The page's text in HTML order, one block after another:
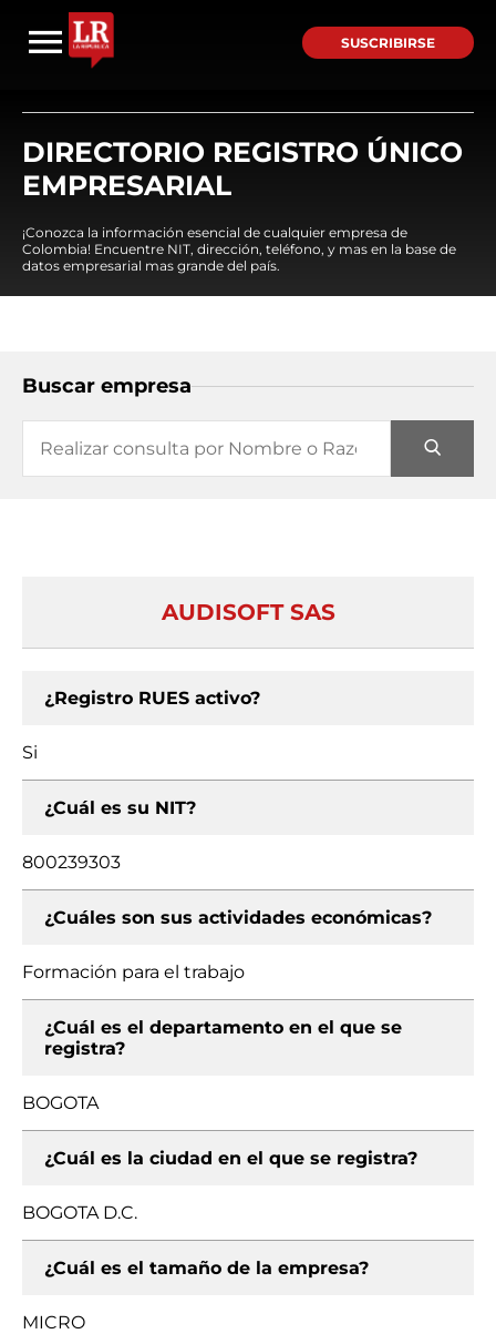
SUSCRIBIRSE
DIRECTORIO REGISTRO ÚNICO
EMPRESARIAL
¡Conozca la información esencial de cualquier empresa de
Colombia! Encuentre NIT, dirección, teléfono, y mas en la base de
datos empresarial mas grande del país.
Buscar empresa
AUDISOFT SAS
¿Registro RUES activo?
Si
¿Cuál es su NIT?
800239303
¿Cuáles son sus actividades económicas?
Formación para el trabajo
¿Cuál es el departamento en el que se
registra?
BOGOTA
¿Cuál es la ciudad en el que se registra?
BOGOTA D.C.
¿Cuál es el tamaño de la empresa?
MICRO